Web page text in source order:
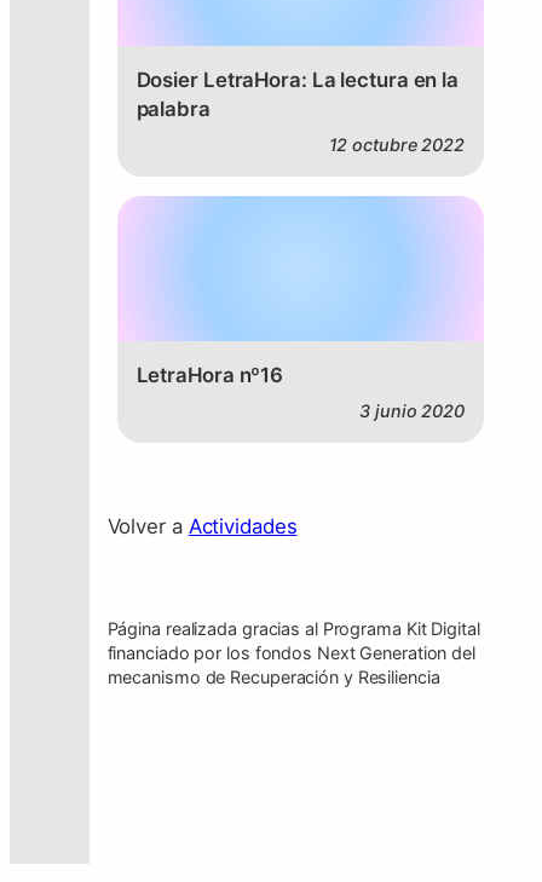
Dosier LetraHora: La lectura en la
palabra
12 octubre 2022
LetraHora nº16
3 junio 2020
Volver a Actividades
Página realizada gracias al Programa Kit Digital
financiado por los fondos Next Generation del
mecanismo de Recuperación y Resiliencia